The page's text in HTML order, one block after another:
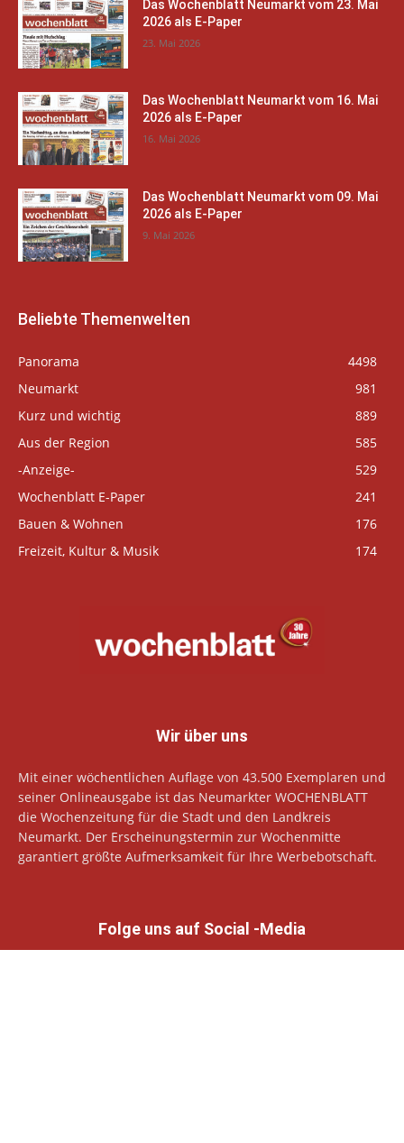
Das Wochenblatt Neumarkt vom 23. Mai
2026 als E-Paper
23. Mai 2026
Das Wochenblatt Neumarkt vom 16. Mai
2026 als E-Paper
16. Mai 2026
Das Wochenblatt Neumarkt vom 09. Mai
2026 als E-Paper
9. Mai 2026
Beliebte Themenwelten
Panorama
4498
Neumarkt
981
Kurz und wichtig
889
Aus der Region
585
-Anzeige-
529
Wochenblatt E-Paper
241
Bauen & Wohnen
176
Freizeit, Kultur & Musik
174
Wir über uns
Mit einer wöchentlichen Auflage von 43.500 Exemplaren und
seiner Onlineausgabe ist das Neumarkter WOCHENBLATT
die Wochenzeitung für die Stadt und den Landkreis
Neumarkt. Der Erscheinungstermin zur Wochenmitte
garantiert größte Aufmerksamkeit für Ihre Werbebotschaft.
Folge uns auf Social -Media